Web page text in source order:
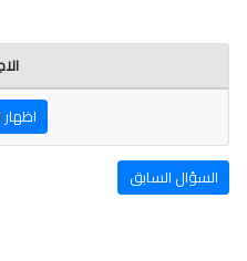
اظهار
السؤال السابق